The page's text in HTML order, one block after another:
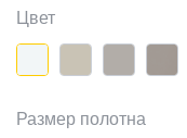
Цвет
Размер полотна